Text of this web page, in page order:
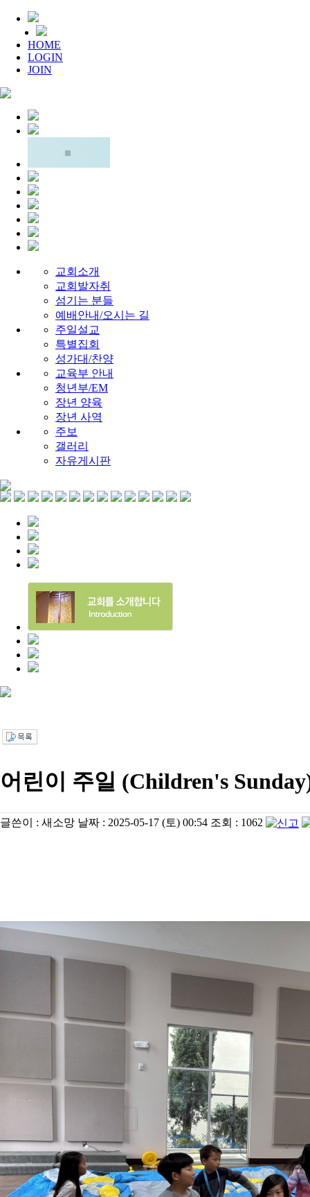
HOME
LOGIN
JOIN
교회소개
교회발자취
섬기는 분들
예배안내/오시는 길
주일설교
특별집회
성가대/찬양
교육부 안내
청년부/EM
장년 양육
장년 사역
주보
갤러리
자유게시판
어린이 주일 (Children's
글쓴이 : 새소망 날짜 : 2025-05-17 (토) 00:54 조회 : 1062